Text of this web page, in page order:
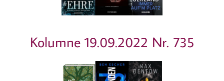
Kolumne 19.09.2022 Nr. 735